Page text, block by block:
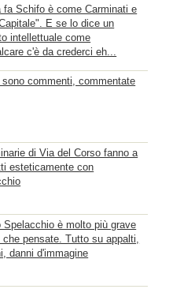
fa Schifo è come Carminati e
E se lo dice un
intellettuale come
c'è da crederci eh...
sono commenti, commentate
di Via del Corso fanno a
esteticamente con
Spelacchio è molto più grave
che pensate. Tutto su appalti,
danni d'immagine